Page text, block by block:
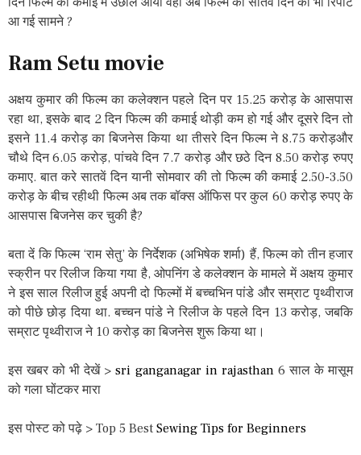
आ गई सामने ?
Ram Setu movie
अक्षय कुमार की फिल्म का कलेक्शन पहले दिन पर 15.25 करोड़ के आसपास
रहा था, इसके बाद 2 दिन फिल्म की कमाई थोड़ी कम हो गई और दूसरे दिन तो
इसने 11.4 करोड़ का बिजनेस किया था तीसरे दिन फिल्म ने 8.75 करोड़और
चौथे दिन 6.05 करोड़, पांचवे दिन 7.7 करोड़ और छठे दिन 8.50 करोड़ रुपए
कमाए. बात करे सातवें दिन यानी सोमवार की तो फिल्म की कमाई 2.50-3.50
करोड़ के बीच रहीथी फिल्म अब तक बॉक्स ऑफिस पर कुल 60 करोड़ रुपए के
आसपास बिजनेस कर चुकी है?
बता दें कि फिल्म ‘राम सेतु’ के निर्देशक (अभिषेक शर्मा) हैं, फिल्म को तीन हजार
स्क्रीन पर रिलीज किया गया है, ओपनिंग डे कलेक्शन के मामले में अक्षय कुमार
ने इस साल रिलीज हुई अपनी दो फिल्मों में बच्चभिन पांडे और सम्राट पृथ्वीराज
को पीछे छोड़ दिया था. बच्चन पांडे ने रिलीज के पहले दिन 13 करोड़, जबकि
सम्राट पृथ्वीराज ने 10 करोड़ का बिजनेस शुरू किया था।
इस खबर को भी देखें >sri ganganagar in rajasthan6 साल के मासूम
को गला घोंटकर मारा
इस पोस्ट को पढ़े > Top 5 Best Sewing Tips for Beginners